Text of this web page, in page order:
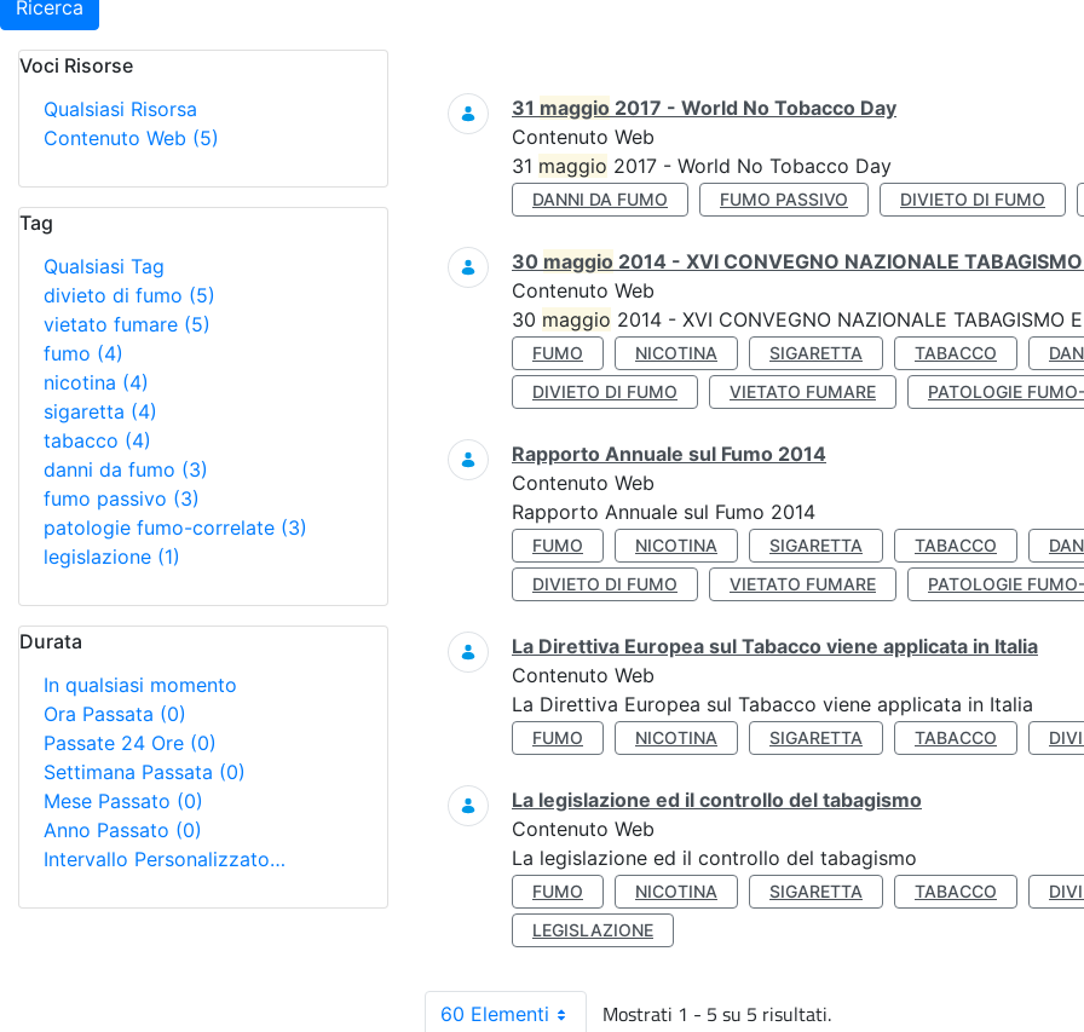
Ricerca
Voci Risorse
Qualsiasi Risorsa
Contenuto Web (5)
Tag
Qualsiasi Tag
divieto di fumo (5)
vietato fumare (5)
fumo (4)
nicotina (4)
sigaretta (4)
tabacco (4)
danni da fumo (3)
fumo passivo (3)
patologie fumo-correlate (3)
legislazione (1)
Durata
In qualsiasi momento
Ora Passata (0)
Passate 24 Ore (0)
Settimana Passata (0)
Mese Passato (0)
Anno Passato (0)
Intervallo Personalizzato…
Ricerca
31 maggio 2017 - World No Tobacco Day
Contenuto Web
31 maggio 2017 - World No Tobacco Day
DANNI DA FUMO FUMO PASSIVO DIVIETO DI FUMO
30 maggio 2014 - XVI CONVEGNO NAZIONALE
Contenuto Web
30 maggio 2014 - XVI CONVEGNO NAZIONALE TABAGISMO
FUMO NICOTINA SIGARETTA TABACCO
DIVIETO DI FUMO
VIETATO FUMARE PATOLOGIE
Rapporto Annuale sul Fumo 2014
Contenuto Web
Rapporto Annuale sul Fumo 2014
FUMO NICOTINA SIGARETTA TABACCO
DIVIETO DI FUMO
VIETATO FUMARE PATOLOGIE
La Direttiva Europea sul Tabacco viene applicata in Italia
Contenuto Web
La Direttiva Europea sul Tabacco viene applicata in Italia
FUMO NICOTINA SIGARETTA TABACCO
La legislazione ed il controllo del tabagismo
Contenuto Web
La legislazione ed il controllo del tabagismo
FUMO NICOTINA SIGARETTA TABACCO
LEGISLAZIONE
60 Elementi Mostrati 1 - 5 su 5 risultati.